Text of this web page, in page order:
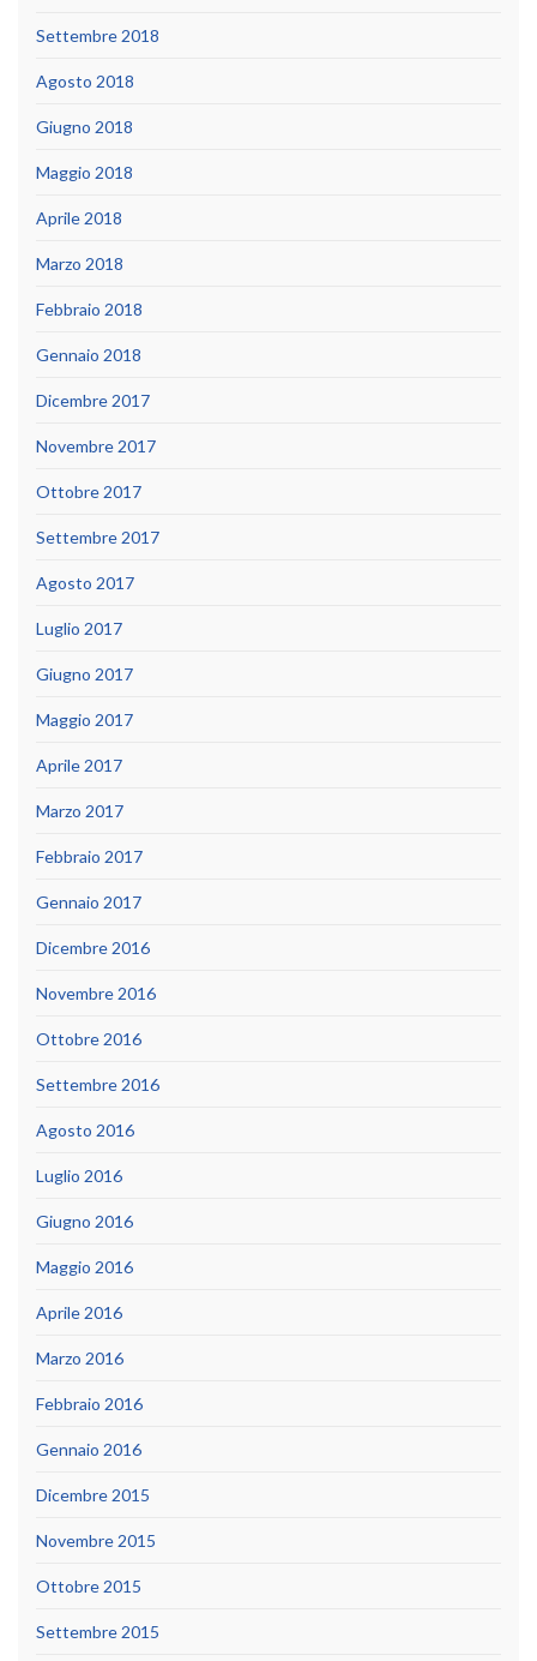
Settembre 2018
Agosto 2018
Giugno 2018
Maggio 2018
Aprile 2018
Marzo 2018
Febbraio 2018
Gennaio 2018
Dicembre 2017
Novembre 2017
Ottobre 2017
Settembre 2017
Agosto 2017
Luglio 2017
Giugno 2017
Maggio 2017
Aprile 2017
Marzo 2017
Febbraio 2017
Gennaio 2017
Dicembre 2016
Novembre 2016
Ottobre 2016
Settembre 2016
Agosto 2016
Luglio 2016
Giugno 2016
Maggio 2016
Aprile 2016
Marzo 2016
Febbraio 2016
Gennaio 2016
Dicembre 2015
Novembre 2015
Ottobre 2015
Settembre 2015